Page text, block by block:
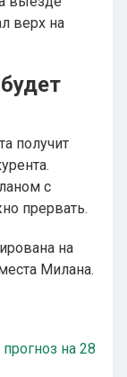
верх на
получит
с
прервать.
на
Милана.
на 28